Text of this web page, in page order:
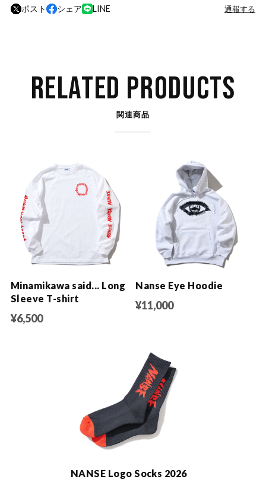
ポスト シェア LINE 通報する
RELATED PRODUCTS
関連商品
Minamikawa said... Long
Sleeve T-shirt
¥6,500
Nanse Eye Hoodie
¥11,000
NANSE Logo Socks 2026